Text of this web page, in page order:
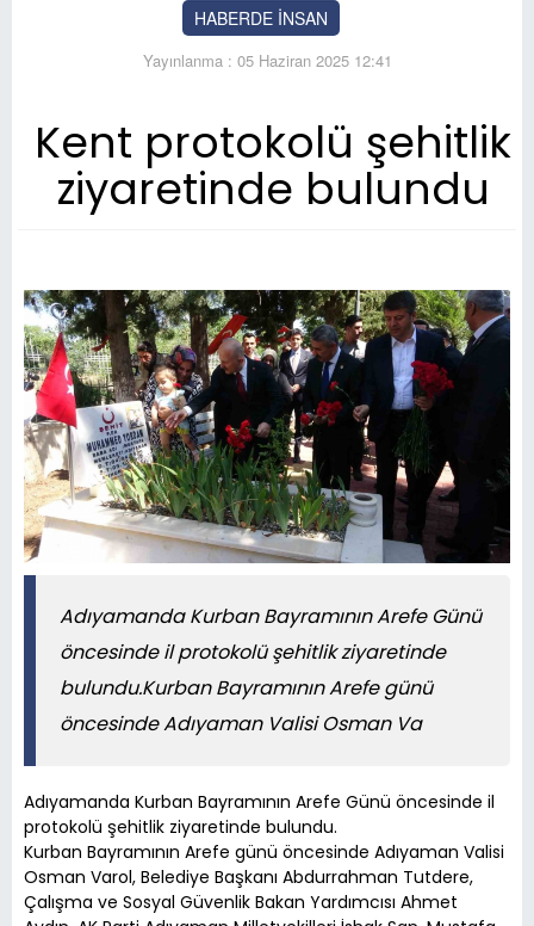
HABERDE İNSAN
Yayınlanma : 05 Haziran 2025 12:41
Kent protokolü şehitlik
ziyaretinde bulundu
Adıyamanda Kurban Bayramının Arefe Günü
öncesinde il protokolü şehitlik ziyaretinde
bulundu.Kurban Bayramının Arefe günü
öncesinde Adıyaman Valisi Osman Va
Adıyamanda Kurban Bayramının Arefe Günü öncesinde il
protokolü şehitlik ziyaretinde bulundu.
Kurban Bayramının Arefe günü öncesinde Adıyaman Valisi
Osman Varol, Belediye Başkanı Abdurrahman Tutdere,
Çalışma ve Sosyal Güvenlik Bakan Yardımcısı Ahmet